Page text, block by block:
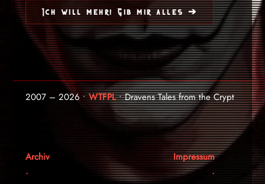
Ich will mehr! Gib mir alles ➔
2007 – 2026 •WTFPL• Dravens Tales from the Crypt
Archiv
Impressum
.
.